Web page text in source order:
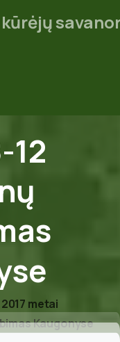
12
2017 metai
Kaugonyse